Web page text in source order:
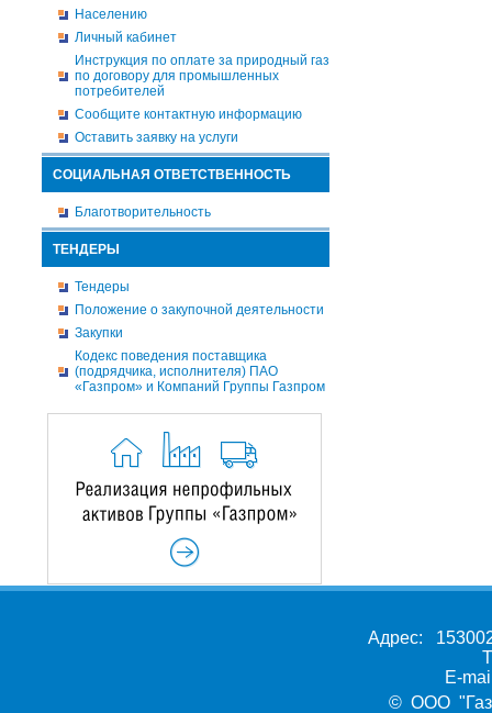
Населению
Личный кабинет
Инструкция по оплате за природный газ
по договору для промышленных
потребителей
Сообщите контактную информацию
Оставить заявку на услуги
СОЦИАЛЬНАЯ ОТВЕТСТВЕННОСТЬ
Благотворительность
ТЕНДЕРЫ
Тендеры
Положение о закупочной деятельности
Закупки
Кодекс поведения поставщика
(подрядчика, исполнителя) ПАО
«Газпром» и Компаний Группы Газпром
Адрес:
E-
© ООО